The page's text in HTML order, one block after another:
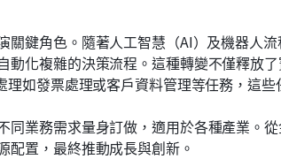
關鍵角色。隨著人工智慧（AI）及機器人
動化複雜的決策流程。這種轉變不僅釋放
理如發票處理或客戶資料管理等任務，這
同業務需求量身訂做，適用於各種產業。
配置，最終推動成長與創新。